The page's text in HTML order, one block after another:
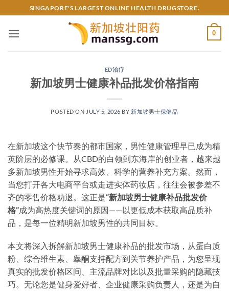
to
content
SINGAPORE'S LARGEST ONLINE HEALTH DRUGSTORE.
0
ED治疗
新加坡男士健康补品批发价格指南
POSTED ON JULY 5, 2026 BY 新加坡男士保健品
在新加坡这个快节奏的都市国家，男性健康管理早已成为精
英阶层的必修课。从CBD的白领到东海岸的创业者，越来越
多新加坡男性开始寻求高效、科学的营养补充方案。然而，
当您打开各大电商平台或走进实体药妆店，往往会被参差不
齐的零售价格劝退。这正是“新加坡男士健康补品批发价
格”成为高热度关键词的原因——以更低成本获取高品质补
品，是每一位精明新加坡男性的共同目标。
本文将深入拆解新加坡男士健康补品的批发市场，从蛋白质
粉、综合维生素、睾酮支持配方到关节养护产品，为您呈现
真实的批发价格区间、主流品牌对比以及批量采购的隐藏技
巧。无论您是健身爱好者、企业健康采购负责人，还是为自